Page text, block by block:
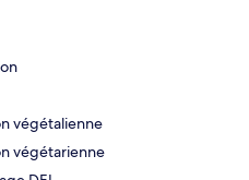
végétalienne
végétarienne